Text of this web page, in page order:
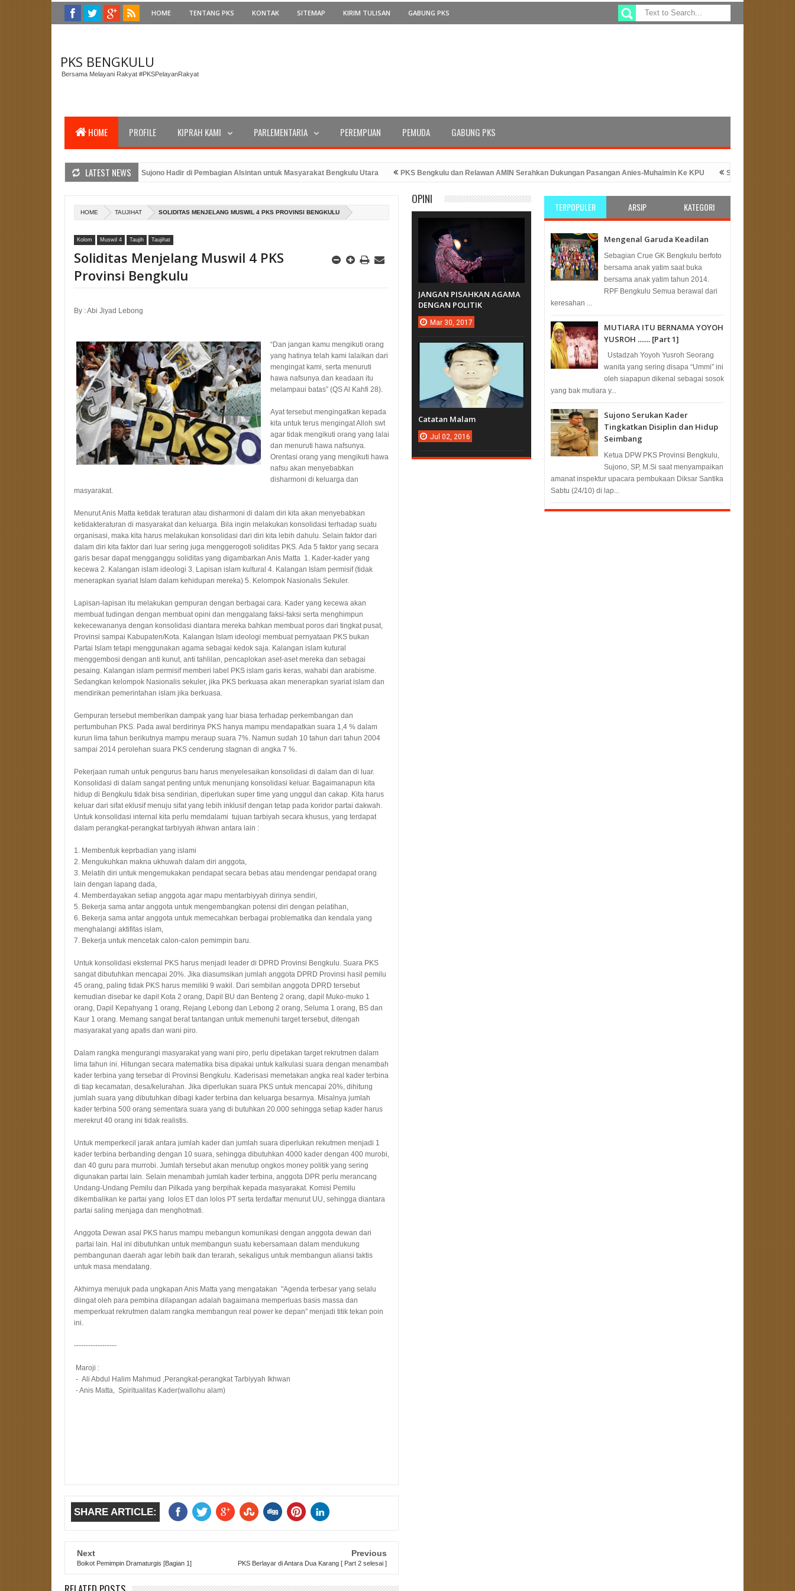
HOME TENTANG PKS KONTAK SITEMAP KIRIM TULISAN GABUNG PKS
PKS BENGKULU
Bersama Melayani Rakyat #PKSPelayanRakyat
HOME PROFILE KIPRAH KAMI PARLEMENTARIA PEREMPUAN PEMUDA GABUNG PKS
LATEST NEWS
Bengkulu, Anggota DPRD Sujono Hadir di Pembagian Alsintan untuk Masyarakat Bengkulu Utara PKS Bengkulu dan Relawan AMIN Serahkan Dukungan Pasangan Anies-Muhaimin Ke KPU Sefty Yuslinah Wakil Ketua
PKS Bengkulu dan Amanat Presiden PKS Dalam Peringatan Upacara HUT RI Ke-78 Tahun 2023 PKS Bengkulu: Solusi Tepat
PKS Benteng: Merancang Strategi Pemenangan Pemilu dengan Kehadiran Bang Hans
HOME TAUJIHAT SOLIDITAS MENJELANG MUSWIL 4 PKS PROVINSI BENGKULU
Kolom Muswil 4 Taujih Taujihat
Soliditas Menjelang Muswil 4 PKS
Provinsi Bengkulu
By : Abi Jiyad Lebong
“Dan jangan kamu mengikuti orang
yang hatinya telah kami lalaikan dari
mengingat kami, serta menuruti
hawa nafsunya dan keadaan itu
melampaui batas” (QS Al Kahfi 28).
Ayat tersebut mengingatkan kepada
kita untuk terus mengingat Alloh swt
agar tidak mengikuti orang yang lalai
dan menuruti hawa nafsunya.
Orentasi orang yang mengikuti hawa
nafsu akan menyebabkan
disharmoni di keluarga dan
masyarakat.
Menurut Anis Matta ketidak teraturan atau disharmoni di dalam diri kita akan menyebabkan
ketidakteraturan di masyarakat dan keluarga. Bila ingin melakukan konsolidasi terhadap suatu
organisasi, maka kita harus melakukan konsolidasi dari diri kita lebih dahulu. Selain faktor dari
dalam diri kita faktor dari luar sering juga menggerogoti soliditas PKS. Ada 5 faktor yang secara
garis besar dapat mengganggu soliditas yang digambarkan Anis Matta 1. Kader-kader yang
kecewa 2. Kalangan islam ideologi 3. Lapisan islam kultural 4. Kalangan Islam permisif (tidak
menerapkan syariat Islam dalam kehidupan mereka) 5. Kelompok Nasionalis Sekuler.
Lapisan-lapisan itu melakukan gempuran dengan berbagai cara. Kader yang kecewa akan
membuat tudingan dengan membuat opini dan menggalang faksi-faksi serta menghimpun
kekecewananya dengan konsolidasi diantara mereka bahkan membuat poros dari tingkat pusat,
Provinsi sampai Kabupaten/Kota. Kalangan Islam ideologi membuat pernyataan PKS bukan
Partai Islam tetapi menggunakan agama sebagai kedok saja. Kalangan islam kutural
menggembosi dengan anti kunut, anti tahlilan, pencaplokan aset-aset mereka dan sebagai
pesaing. Kalangan islam permisif memberi label PKS islam garis keras, wahabi dan arabisme.
Sedangkan kelompok Nasionalis sekuler, jika PKS berkuasa akan menerapkan syariat islam dan
mendirikan pemerintahan islam jika berkuasa.
Gempuran tersebut memberi kan dampak yang luar biasa terhadap perkembangan dan
pertumbuhan PKS. Pada awal berdirinya PKS hanya mampu mendapatkan suara 1,4 % dalam
kurun lima tahun berikutnya mampu meraup suara 7%. Namun sudah 10 tahun dari tahun 2004
sampai 2014 perolehan suara PKS cenderung stagnan di angka 7 %.
Pekerjaan rumah untuk pengurus baru harus menyelesaikan konsolidasi di dalam dan di luar.
Konsolidasi di dalam sangat penting untuk menunjang konsolidasi keluar. Bagaimanapun kita
hidup di Bengkulu tidak bisa sendirian, diperlukan super time yang unggul dan cakap. Kita harus
keluar dari sifateklusif menuju sifat yang lebih inklusif dengan tetap pada koridor partai dakwah.
Untuk konsolidasi internal kita perlu memdalami tujuan tarbiyah secara khusus, yang terdapat
dalam perangkat-perangkat tarbiyyah ikhwan antara lain :
1. Membentuk keprbadian yang islami
2. Mengukuhkan makna ukhuwah dalam diri anggota,
3. Melatih diri untuk mengemukakan pendapat secara bebas atau mendengar pendapat orang
lain dengan lapang dada,
4. Memberdayakan setiap anggota agar mapu mentarbiyyah dirinya sendiri,
5. Bekerja sama antar anggota untuk mengembangkan potensi diri dengan pelatihan,
6. Bekerja sama antar anggota untuk memecahkan berbagai problematika dan kendala yang
menghalangi aktifitas islam,
7. Bekerja untuk mencetak calon-calon pemimpin baru.
Untuk konsolidasi eksternal PKS harus menjadi leader di DPRD Provinsi Bengkulu. Suara PKS
sangat dibutuhkan mencapai 20%. Jika diasumsikan jumlah anggota DPRD Provinsi hasil pemilu
45 orang, paling tidak PKS harus memiliki 9 wakil. Dari sembilan anggota DPRD tersebut
kemudian disebar ke dapil Kota 2 orang, Dapil BU dan Benteng 2 orang, dapil Muko-muko 1
orang, Dapil Kepahyang 1 orang, Rejang Lebong dan Lebong 2 orang, Seluma 1 orang, BS dan
Kaur 1 orang. Memang sangat berat tantangan untuk memenuhi target tersebut, ditengah
masyarakat yang apatis dan wani piro.
Dalam rangka mengurangi masyarakat yang wani piro, perlu dipetakan target rekrutmen dalam
lima tahun ini. Hitungan secara matematika bisa dipakai untuk kalkulasi suara dengan menambah
kader terbina yang tersebar di Provinsi Bengkulu. Kaderisasi memetakan angka real kader terbina
di tiap kecamatan, desa/kelurahan. Jika diperlukan suara PKS untuk mencapai 20%, di hitung
jumlah suara yang dibutuhkan dibagi kader terbina dan keluarga besarnya. Misalnya jumlah
kader terbina 500 orang sementara suara yang di butuhkan 20.000 sehingga setiap kader harus
merekrut 40 orang ini tidak realistis.
Untuk memperkecil jarak antara jumlah kader dan jumlah suara diperlukan rekutmen menjadi 1
kader terbina berbanding dengan 10 suara, sehingga dibutuhkan 4000 kader dengan 400 murobi,
dan 40 guru para murrobi. Jumlah tersebut akan menutup ongkos money politik yang sering
digunakan partai lain. Selain menambah jumlah kader terbina, anggota DPR perlu merancang
Undang-Undang Pemilu dan Pilkada yang berpihak kepada masyarakat. Komisi Pemilu
dikembalikan ke partai yang
lolos ET dan lolos PT serta terdaftar menurut UU, se hingga diantara
partai saling menjaga dan menghotmati.
Anggota Dewan asal PKS harus mampu mebangun komunikasi dengan anggota dewan dari
partai lain. Hal ini dibutuhkan untuk membangun suatu kebersamaan dalam mendukung
pembangunan daerah agar lebih baik dan terarah, sekaligus untuk membangun aliansi taktis
untuk masa mendatang.
Akhirnya merujuk pada ungkapan Anis Matta yang mengatakan "Agenda terbesar yang selalu
diingat oleh para pembina dilapangan adalah bagaimana memperluas basis massa dan
memperkuat rekrutmen dalam rangka membangun real power ke depan” menjadi titik tekan poin
ini.
------------------
Maroji :
- Ali Abdul Halim Mahmud ,Perangkat-perangkat Tarbiyyah Ikhwan
- Anis Matta, Spiritualitas Kader(wallohu alam)
SHARE ARTICLE:
Next
Boikot Pemimpin Dramaturgis [Bagian 1]
Previous
PKS Berlayar di Antara Dua Karang [ Part 2 selesai ]
TERPOPULER ARSIP KATEGORI
Mengenal Garuda Keadilan
Sebagian Crue GK Bengkulu berfoto
bersama anak yatim saat buka
bersama anak yatim tahun 2014.
RPF Bengkulu Semua berawal dari
keresahan ...
MUTIARA ITU BERNAMA YOYOH
YUSROH ....... [Part 1]
Ustadzah Yoyoh Yusroh Seorang
wanita yang sering disapa “Ummi” ini
oleh siapapun dikenal sebagai sosok
yang bak mutiara y...
Sujono Serukan Kader
Tingkatkan Disiplin dan Hidup
Seimbang
Ketua DPW PKS Provinsi Bengkulu,
Sujono, SP, M.Si saat menyampaikan
amanat inspektur upacara pembukaan Diksar Santika
Sabtu (24/10) di lap...
OPINI
JANGAN PISAHKAN AGAMA
DENGAN POLITIK
Mar 30, 2017
Catatan Malam
Jul 02, 2016